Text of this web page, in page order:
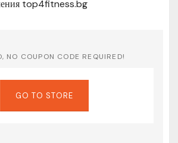
top4fitness.bg
NO COUPON CODE REQUIRED!
GO TO STORE